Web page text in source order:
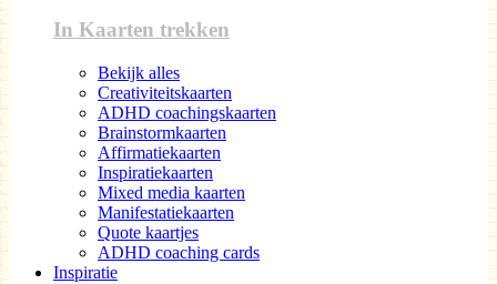
In Kaarten trekken
Bekijk alles
Creativiteitskaarten
ADHD coachingskaarten
Brainstormkaarten
Affirmatiekaarten
Inspiratiekaarten
Mixed media kaarten
Manifestatiekaarten
Quote kaartjes
ADHD coaching cards
Inspiratie